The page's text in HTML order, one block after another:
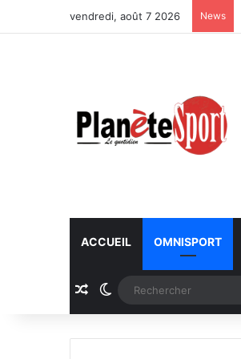
vendredi, août 7 2026 News
ACCUEIL OMNISPORT
Article Aléatoire
Switch skin